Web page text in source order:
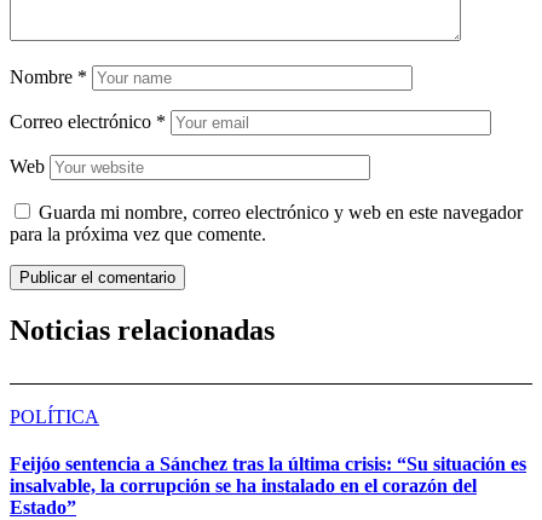
Nombre *
Correo electrónico *
Web
Guarda mi nombre, correo electrónico y web en este navegador
para la próxima vez que comente.
Noticias relacionadas
POLÍTICA
Feijóo sentencia a Sánchez tras la última crisis: “Su situación es
insalvable, la corrupción se ha instalado en el corazón del
Estado”